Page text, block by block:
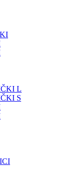
L
S